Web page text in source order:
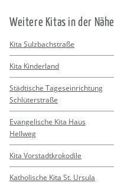
Wei­te­re Kitas in der Nähe
Kita Sulzbachstraße
Kita Kinderland
Städtische Tageseinrichtung
Schlüterstraße
Evangelische Kita Haus
Hellweg
Kita Vorstadtkrokodile
Katholische Kita St. Ursula